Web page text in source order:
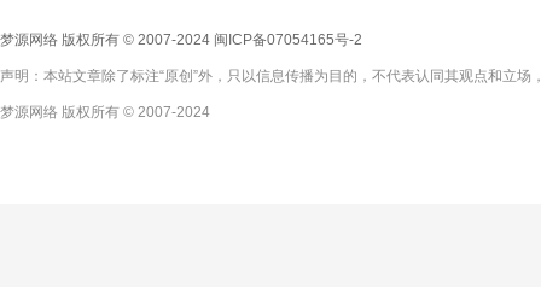
梦源网络 版权所有 © 2007-2024 闽ICP备07054165号-2
声明：本站文章除了标注“原创”外，只以信息传播为目的，不代表认同其观点和立
梦源网络 版权所有 © 2007-2024